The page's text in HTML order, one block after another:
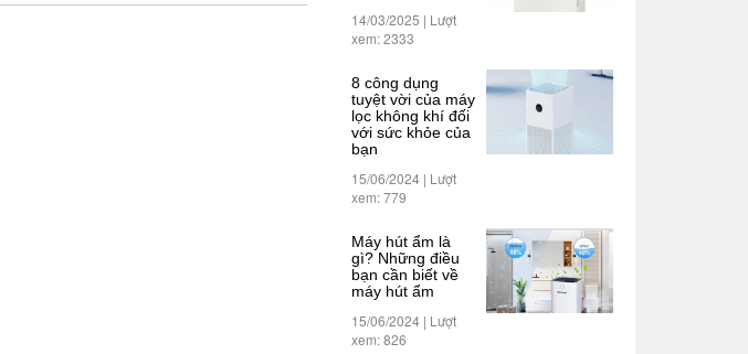
14/03/2025 | Lượt
xem: 2333
8 công dụng
tuyệt vời của máy
lọc không khí đối
với sức khỏe của
bạn
15/06/2024 | Lượt
xem: 779
Máy hút ẩm là
gì? Những điều
bạn cần biết về
máy hút ẩm
15/06/2024 | Lượt
xem: 826